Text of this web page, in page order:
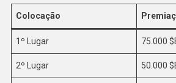
Colocação
1º Lugar 75.000
2º Lugar 50.000